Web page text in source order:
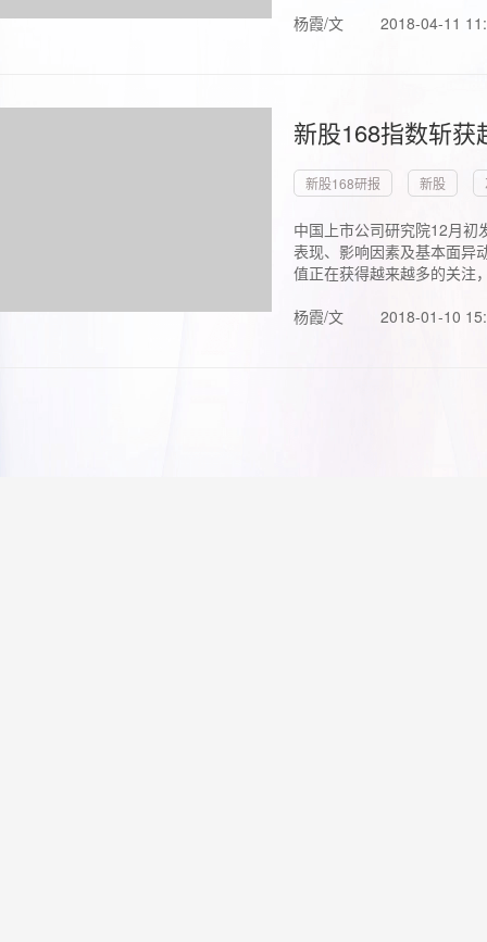
杨霞/文 2018-04-11
新股168指数斩
新股168研报 新股
中国上市公司研究院12月初
表现、影响因素及基本面异
值正在获得越来越多的关注
杨霞/文
2018-01-10